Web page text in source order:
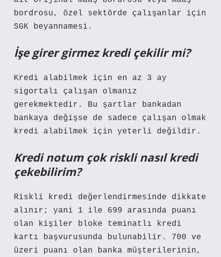
bordrosu, özel sektörde çalışanlar için
SGK beyannamesi.
İşe girer girmez kredi çekilir mi?
Kredi alabilmek için en az 3 ay
sigortalı çalışan olmanız
gerekmektedir. Bu şartlar bankadan
bankaya değişse de sadece çalışan olmak
kredi alabilmek için yeterli değildir.
Kredi notum çok riskli nasıl kredi
çekebilirim?
Riskli kredi değerlendirmesinde dikkate
alınır; yani 1 ile 699 arasında puanı
olan kişiler bloke teminatlı kredi
kartı başvurusunda bulunabilir. 700 ve
üzeri puanı olan banka müşterilerinin,